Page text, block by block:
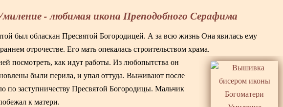
- любимая икона Преподобного Серафима
был обласкан Пресвятой Богородицей. А за всю жизнь Она явилась ему
отрочестве. Его мать опекалась строительством храма.
посмотреть, как идут работы. Из любопытства он
были перила, и упал оттуда. Выживают после
по заступничеству Пресвятой Богородицы. Мальчик
к матери.